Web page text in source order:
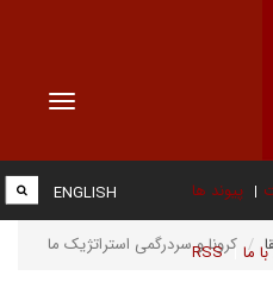
Toggle
پیوند ها
ما RSS
ENGLISH
کرونا و سردرگمی استراتژیک ما